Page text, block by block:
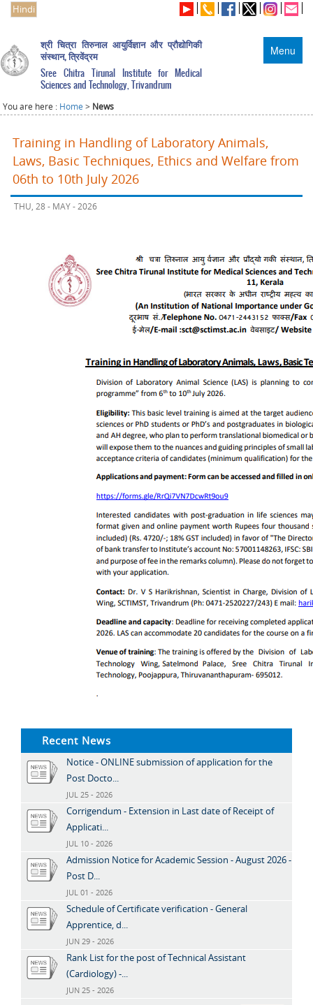
Hindi
Menu
श्री चित्रा तिरुनाल आयुर्विज्ञान और प्रौद्योगिकी
संस्थान, त्रिवेंद्रम
Sree Chitra Tirunal Institute for Medical
Sciences and Technology, Trivandrum
You are here : Home > News
Training in Handling of Laboratory Animals,
Laws, Basic Techniques, Ethics and Welfare from
06th to 10th July 2026
THU, 28 - MAY - 2026
Recent News
Notice - ONLINE submission of application for the
Post Docto...
JUL 25 - 2026
Corrigendum - Extension in Last date of Receipt of
Applicati...
JUL 10 - 2026
Admission Notice for Academic Session - August 2026 -
Post D...
JUL 01 - 2026
Schedule of Certificate verification - General
Apprentice, d...
JUN 29 - 2026
Rank List for the post of Technical Assistant
(Cardiology) -...
JUN 25 - 2026